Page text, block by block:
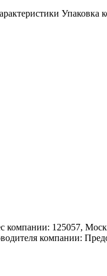
Упаковка
125057,
компании: